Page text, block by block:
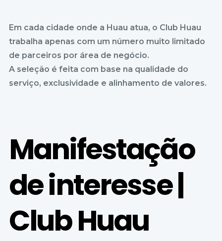
Em cada cidade onde a Huau atua, o Club Huau
trabalha apenas com um número muito limitado
de parceiros por área de negócio.
A seleção é feita com base na qualidade do
serviço, exclusividade e alinhamento de valores.
Manifestação
de interesse |
Club Huau